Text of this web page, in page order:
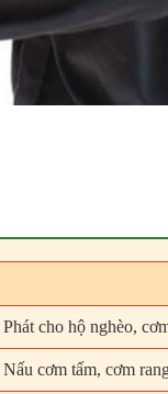
Phát cho hộ nghèo,
Nấu cơm tấm, cơm